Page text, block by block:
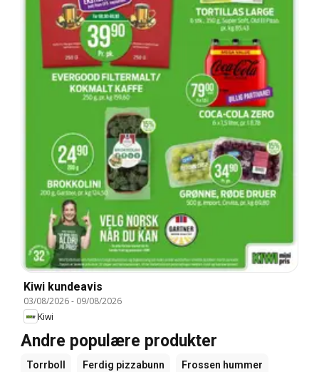
Kiwi kundeavis
03/08/2026- 09/08/2026
Kiwi
Andre populære produkter
Torrboll Ferdig pizzabunn Frossen hummer